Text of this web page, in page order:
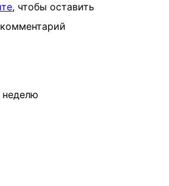
, чтобы оставить
комментарий
неделю